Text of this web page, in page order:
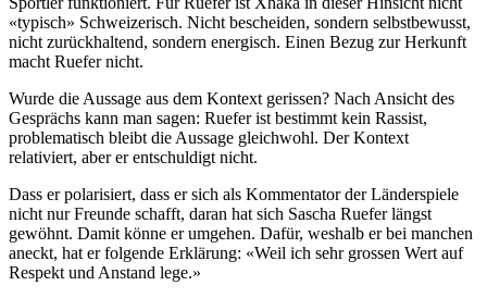
«typisch» Schweizerisch. Nicht bescheiden, sondern selbstbewusst,
nicht zurückhaltend, sondern energisch. Einen Bezug zur Herkunft
macht Ruefer nicht.
Wurde die Aussage aus dem Kontext gerissen? Nach Ansicht des
Gesprächs kann man sagen: Ruefer ist bestimmt kein Rassist,
problematisch bleibt die Aussage gleichwohl. Der Kontext
relativiert, aber er entschuldigt nicht.
Dass er polarisiert, dass er sich als Kommentator der Länderspiele
nicht nur Freunde schafft, daran hat sich Sascha Ruefer längst
gewöhnt. Damit könne er umgehen. Dafür, weshalb er bei manchen
aneckt, hat er folgende Erklärung: «Weil ich sehr grossen Wert auf
Respekt und Anstand lege.»